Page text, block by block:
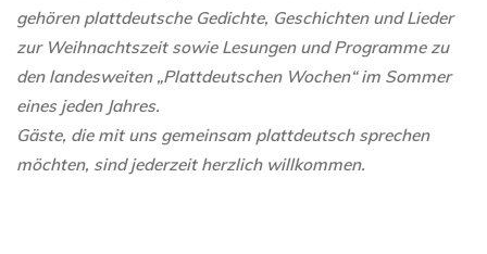
gehören plattdeutsche Gedichte, Geschichten und Lieder
zur Weihnachtszeit sowie Lesungen und Programme zu
den landesweiten „Plattdeutschen Wochen“ im Sommer
eines jeden Jahres.
Gäste, die mit uns gemeinsam plattdeutsch sprechen
möchten, sind jederzeit herzlich willkommen.